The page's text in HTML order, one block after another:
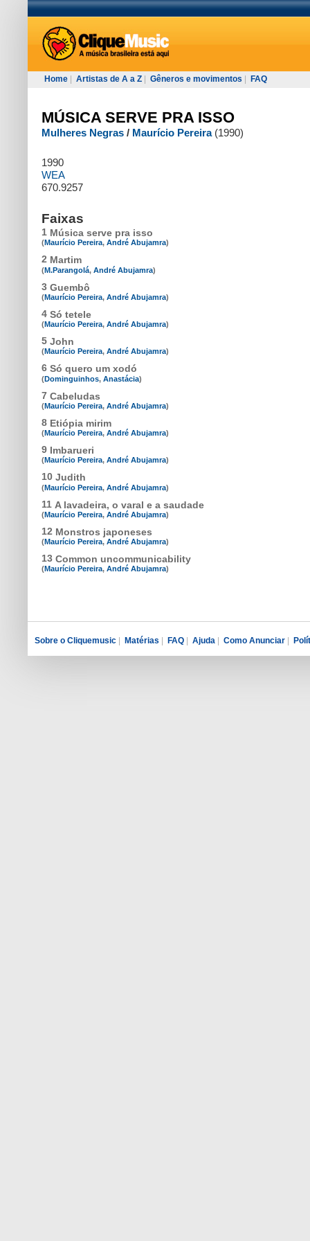
Home Artistas de A a Z Gêneros e movimentos FAQ
MÚSICA SERVE PRA ISSO
Mulheres Negras / Maurício Pereira (1990)
1990
WEA
670.9257
Faixas
1 Música serve pra isso
(Maurício Pereira, André Abujamra)
2 Martim
(M.Parangolá, André Abujamra)
3 Guembô
(Maurício Pereira, André Abujamra)
4 Só tetele
(Maurício Pereira, André Abujamra)
5 John
(Maurício Pereira, André Abujamra)
6 Só quero um xodó
(Dominguinhos, Anastácia)
7 Cabeludas
(Maurício Pereira, André Abujamra)
8 Etiópia mirim
(Maurício Pereira, André Abujamra)
9 Imbarueri
(Maurício Pereira, André Abujamra)
10 Judith
(Maurício Pereira, André Abujamra)
11 A lavadeira, o varal e a saudade
(Maurício Pereira, André Abujamra)
12 Monstros japoneses
(Maurício Pereira, André Abujamra)
13 Common uncommunicability
(Maurício Pereira, André Abujamra)
Sobre o Cliquemusic Matérias FAQ Ajuda Como Anunciar